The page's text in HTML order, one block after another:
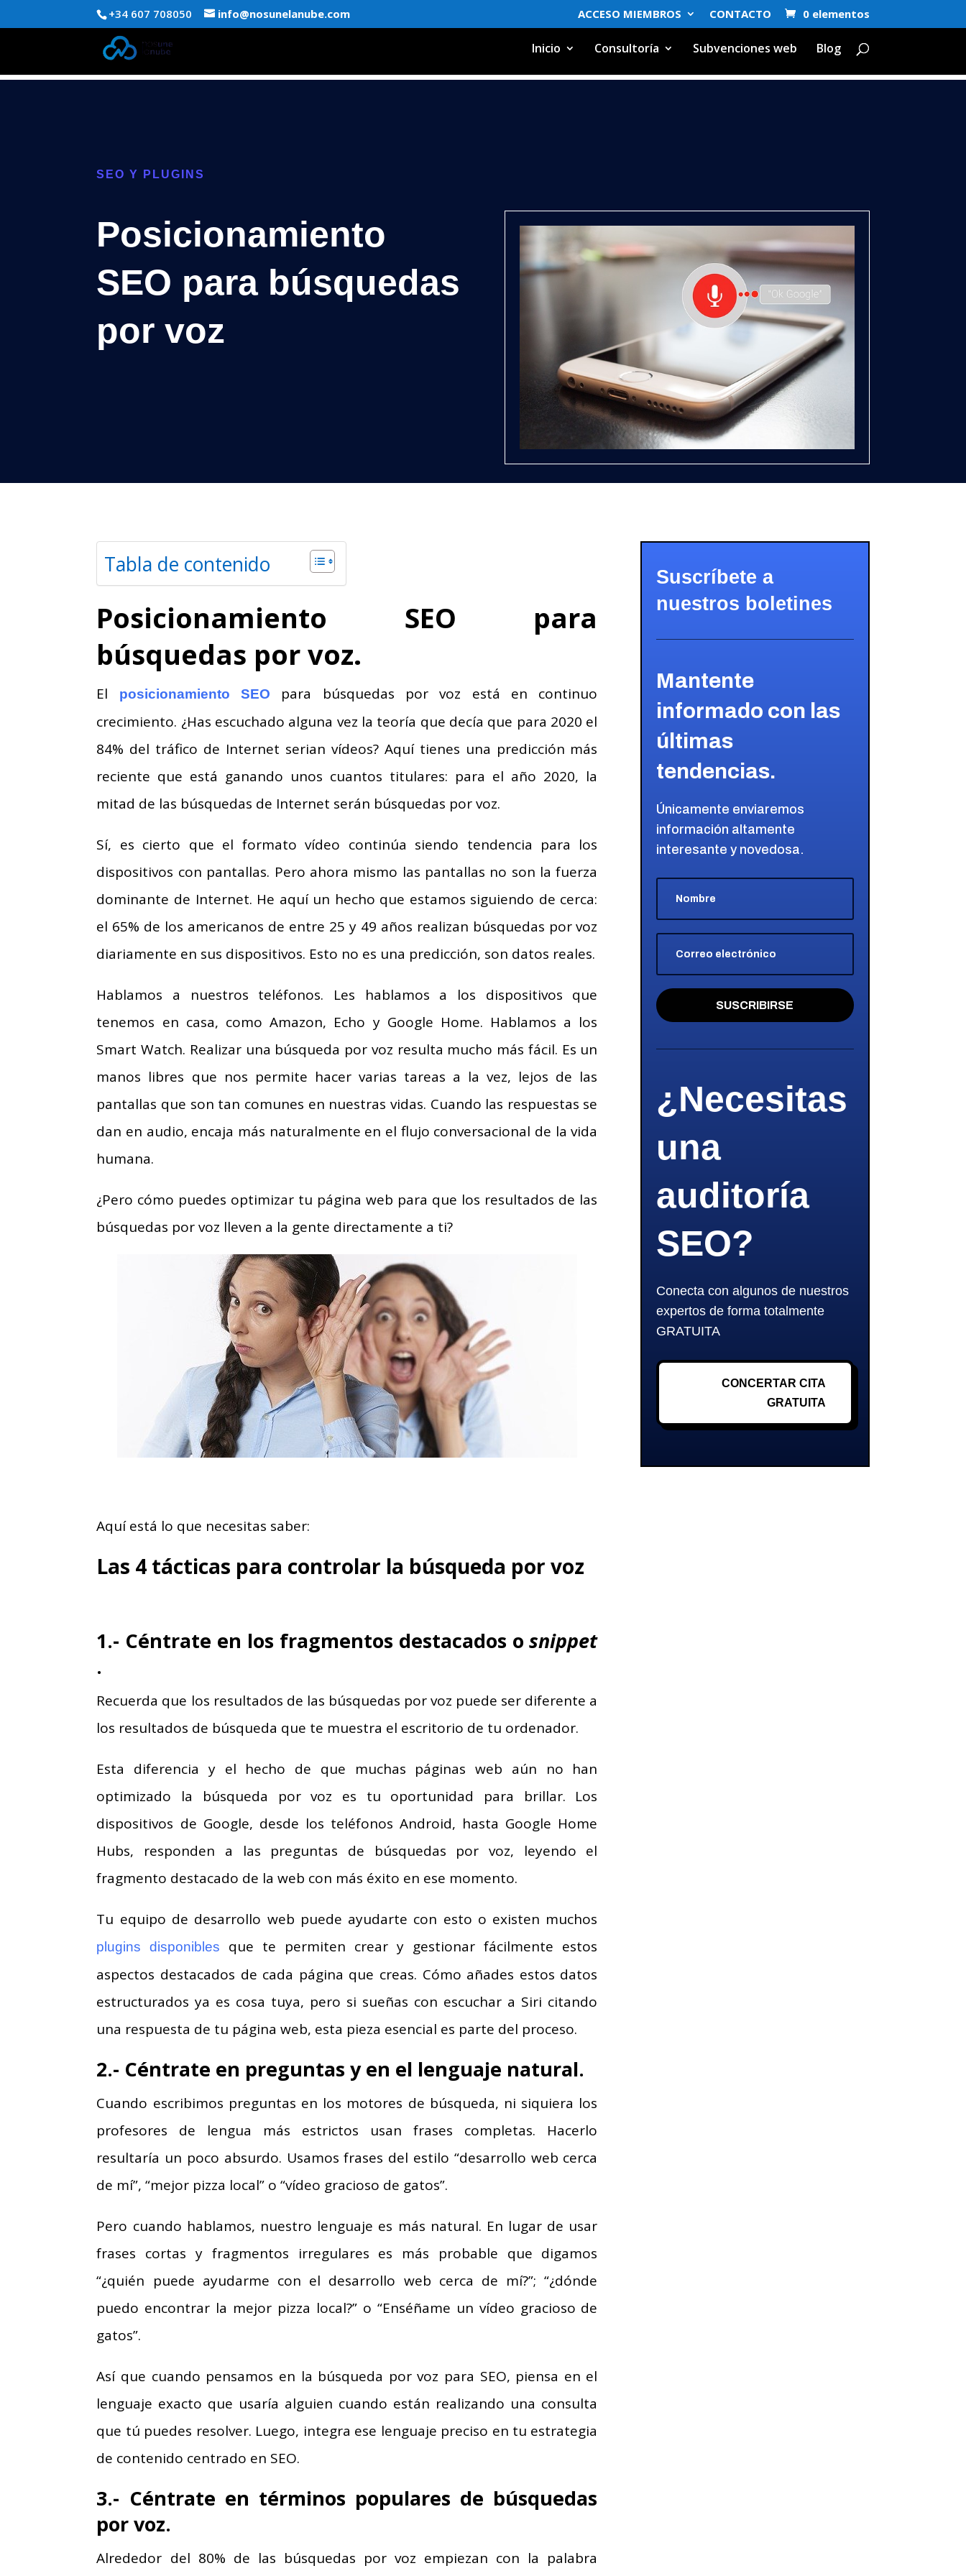
+34 607 708050 info@nosunelanube.com ACCESO MIEMBROS CONTACTO 0 elementos
Inicio Consultoría Subvenciones web Blog
SEO Y PLUGINS
Posicionamiento
SEO para búsquedas
por voz
Tabla de contenido
Posicionamiento SEO para
búsquedas por voz.
El posicionamiento SEO
para búsquedas por voz está en continuo
crecimiento. ¿Has escuchado alguna vez la teoría que decía que para 2020 el
84% del tráfico de Internet serian vídeos? Aquí tienes una predicción más
reciente que está ganando unos cuantos titulares: para el año 2020, la
mitad de las búsquedas de Internet serán búsquedas por voz.
Sí, es cierto que el formato vídeo continúa siendo tendencia para los
dispositivos con pantallas. Pero ahora mismo las pantallas no son la fuerza
dominante de Internet. He aquí un hecho que estamos siguiendo de cerca:
el 65% de los americanos de entre 25 y 49 años realizan búsquedas por voz
diariamente en sus dispositivos. Esto no es una predicción, son datos reales.
Hablamos a nuestros teléfonos. Les hablamos a los dispositivos que
tenemos en casa, como Amazon, Echo y Google Home. Hablamos a los
Smart Watch. Realizar una búsqueda por voz resulta mucho más fácil. Es un
manos libres que nos permite hacer varias tareas a la vez, lejos de las
pantallas que son tan comunes en nuestras vidas. Cuando las respuestas se
dan en audio, encaja más naturalmente en el flujo conversacional de la vida
humana.
¿Pero cómo puedes optimizar tu página web para que los resultados de las
búsquedas por voz lleven a la gente directamente a ti?
Aquí está lo que necesitas saber:
Las 4 tácticas para controlar la búsqueda por voz
1.- Céntrate en los fragmentos destacados osnippet
.
Recuerda que los resultados de las búsquedas por voz puede ser diferente a
los resultados de búsqueda que te muestra el escritorio de tu ordenador.
Esta diferencia y el hecho de que muchas páginas web aún no han
optimizado la búsqueda por voz es tu oportunidad para brillar. Los
dispositivos de Google, desde los teléfonos Android, hasta Google Home
Hubs, responden a las preguntas de búsquedas por voz, leyendo el
fragmento destacado de la web con más éxito en ese momento.
Tu equipo de desarrollo web puede ayudarte con esto o existen muchos
plugins disponibles
que te permiten crear y gestionar fácilmente estos
aspectos destacados de cada página que creas. Cómo añades estos datos
estructurados ya es cosa tuya, pero si sueñas con escuchar a Siri citando
una respuesta de tu página web, esta pieza esencial es parte del proceso.
2.- Céntrate en preguntas y en el lenguaje natural.
Cuando escribimos preguntas en los motores de búsqueda, ni siquiera los
profesores de lengua más estrictos usan frases completas. Hacerlo
resultaría un poco absurdo. Usamos frases del estilo “desarrollo web cerca
de mí”, “mejor pizza local” o “vídeo gracioso de gatos”.
Pero cuando hablamos, nuestro lenguaje es más natural. En lugar de usar
frases cortas y fragmentos irregulares es más probable que digamos
“¿quién puede ayudarme con el desarrollo web cerca de mí?”; “¿dónde
puedo encontrar la mejor pizza local?” o “Enséñame un vídeo gracioso de
gatos”.
Así que cuando pensamos en la búsqueda por voz para SEO, piensa en el
lenguaje exacto que usaría alguien cuando están realizando una consulta
que tú puedes resolver. Luego, integra ese lenguaje preciso en tu estrategia
de contenido centrado en SEO.
3.- Céntrate en términos populares de búsquedas
por voz.
Alrededor del 80% de las búsquedas por voz empiezan con la palabra
Suscríbete a
nuestros boletines
Mantente
informado con las
últimas
tendencias.
Únicamente enviaremos
información altamente
interesante y novedosa.
SUSCRIBIRSE
¿Necesitas
una
auditoría
SEO?
Conecta con algunos de nuestros
expertos de forma totalmente
GRATUITA
CONCERTAR CITA
GRATUITA